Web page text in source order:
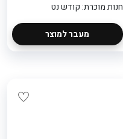
חנות מוכרת: קודש נט
מעבר למוצר